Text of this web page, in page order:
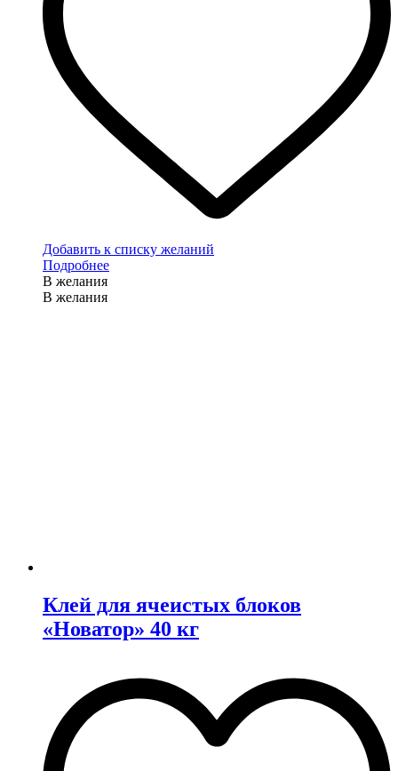
Добавить к списку желаний
Подробнее
В желания
В желания
Клей для ячеистых блоков
«Новатор» 40 кг